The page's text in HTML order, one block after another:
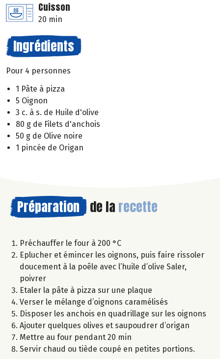
Cuisson
20 min
Ingrédients
Pour 4 personnes
1 Pâte à pizza
5 Oignon
3 c. à s. de Huile d'olive
80 g de Filets d'anchois
50 g de Olive noire
1 pincée de Origan
Préparation de la recette
Préchauffer le four à 200 °C
Eplucher et émincer les oignons, puis faire rissoler
doucement à la poêle avec l’huile d’olive Saler,
poivrer
Etaler la pâte à pizza sur une plaque
Verser le mélange d’oignons caramélisés
Disposer les anchois en quadrillage sur les oignons
Ajouter quelques olives et saupoudrer d’origan
Mettre au four pendant 20 min
Servir chaud ou tiède coupé en petites portions.